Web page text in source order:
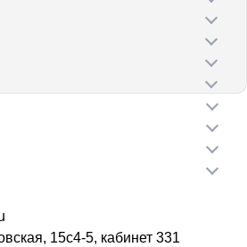
15с4-5, кабинет 331